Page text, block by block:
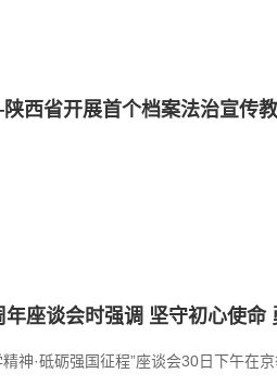
西省开展首个档案法治宣传
座谈会时强调 坚守初心使
神·砥砺强国征程”座谈会30日下午在